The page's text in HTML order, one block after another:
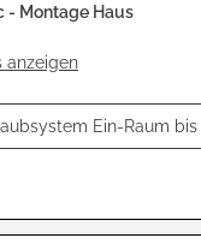
- Montage Haus
anzeigen